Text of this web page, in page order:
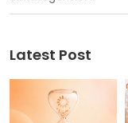
Latest Post